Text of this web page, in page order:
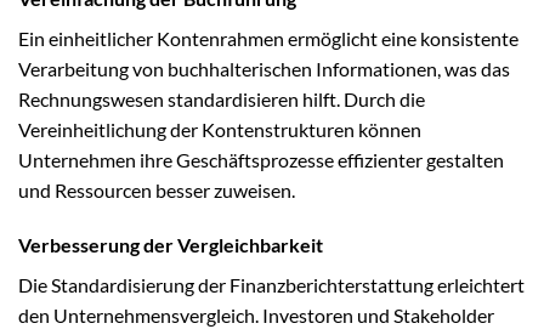
Ein einheitlicher Kontenrahmen ermöglicht eine konsistente
Verarbeitung von buchhalterischen Informationen, was das
Rechnungswesen standardisieren hilft. Durch die
Vereinheitlichung der Kontenstrukturen können
Unternehmen ihre Geschäftsprozesse effizienter gestalten
und Ressourcen besser zuweisen.
Verbesserung der Vergleichbarkeit
Die Standardisierung der Finanzberichterstattung erleichtert
den Unternehmensvergleich. Investoren und Stakeholder